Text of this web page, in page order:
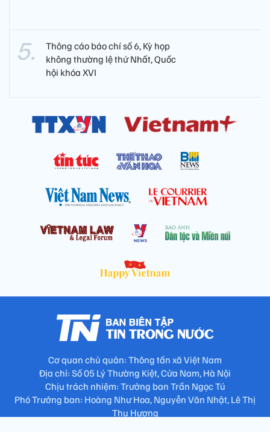
Thông cáo báo chí số 6, Kỳ họp
không thường lệ thứ Nhất, Quốc
hội khóa XVI
Cơ quan chủ quản: Thông tấn xã Việt Nam
Địa chỉ: Số 05 Lý Thường Kiệt, Cửa Nam, Hà Nội
Chịu trách nhiệm: Trưởng ban Trần Ngọc Tú
Phó Trưởng ban: Hoàng Như Hoa, Nguyễn Văn Nhật, Lê Thị
Thu Hương